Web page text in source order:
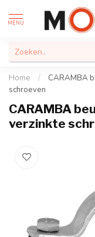
MENU
Home /
CARAMBA
schroeven
CARAMBA
verzinkte